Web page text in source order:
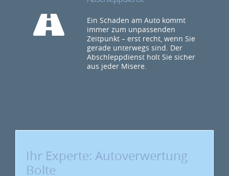
Ein Schaden am Auto kommt
immer zum unpassenden
Zeitpunkt – erst recht, wenn Sie
gerade unterwegs sind. Der
Abschleppdienst holt Sie sicher
aus jeder Misere.
Ihr Experte: Autoverwertung
Bolte